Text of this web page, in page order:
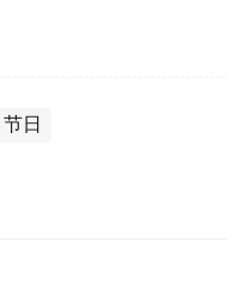
节日